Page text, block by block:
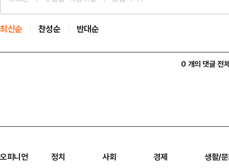
최신순 찬성순 반대순
0 개의 댓글 전
오피니언 정치 사회 경제 생활/